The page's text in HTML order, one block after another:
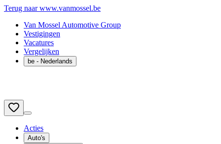
Terug naar www.vanmossel.be
Van Mossel Automotive Group
Vestigingen
Vacatures
Vergelijken
be - Nederlands
Acties
Auto's